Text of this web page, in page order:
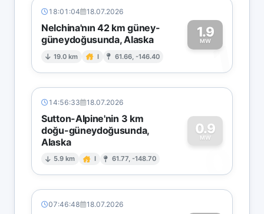
18:01:04 18.07.2026
Nelchina'nın 42 km güney-
güneydoğusunda, Alaska
19.0 km I 61.66, -146.40
1.9
MW1
14:56:33 18.07.2026
Sutton-Alpine'nin 3 km
doğu-güneydoğusunda,
Alaska
5.9 km I 61.77, -148.70
0.9
MW
0
07:46:48 18.07.2026